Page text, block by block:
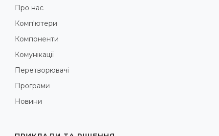
Про нас
Комп'ютери
Компоненти
Комунікації
Перетворювачі
Програми
Новини